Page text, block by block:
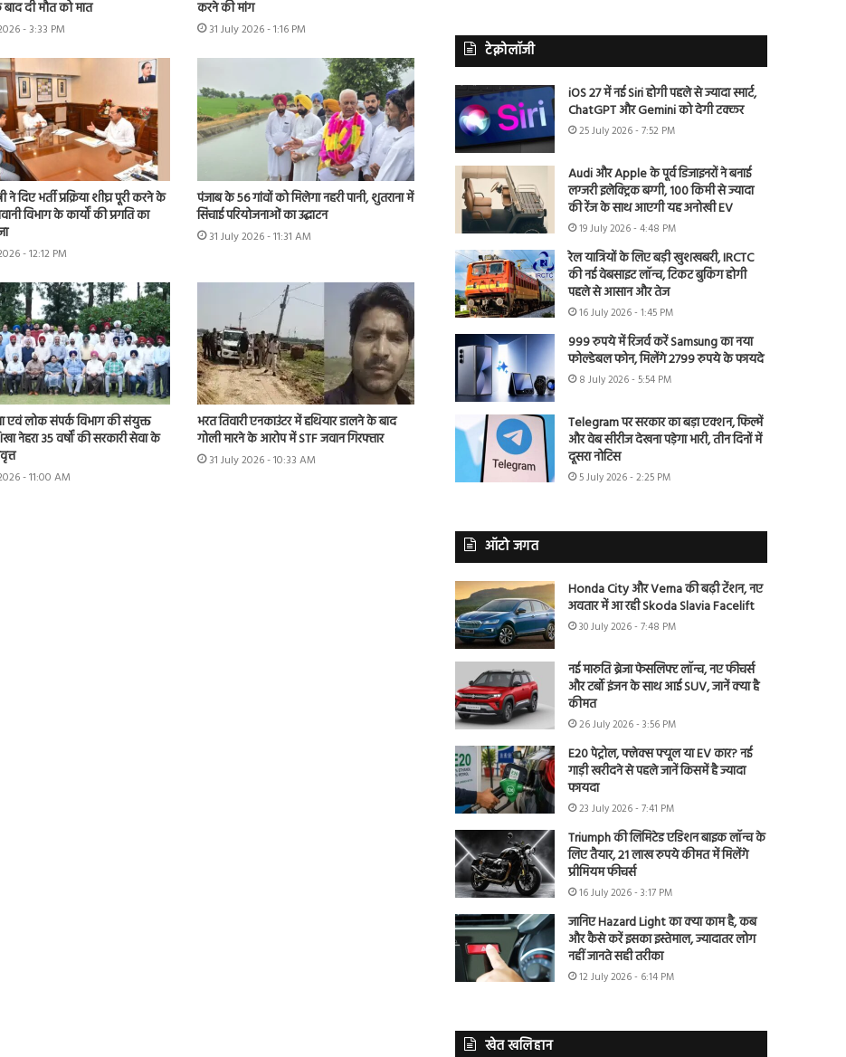
दी मौत को मात
- 3:33 PM
करने की मांग
31 July 2026 - 1:16 PM
ने दिए भर्ती प्रक्रिया शीघ्र पूरी करने के
विभाग के कार्यों की प्रगति का
- 12:12 PM
पंजाब के 56 गांवों को मिलेगा नहरी पानी, शुतराना में
सिंचाई परियोजनाओं का उद्घाटन
31 July 2026 - 11:31 AM
एवं लोक संपर्क विभाग की संयुक्त
नेहरा 35 वर्षों की सरकारी सेवा के
- 11:00 AM
भरत तिवारी एनकाउंटर में हथियार डालने के बाद
गोली मारने के आरोप में STF जवान गिरफ्तार
31 July 2026 - 10:33 AM
टेक्नोलॉजी
iOS 27 में नई Siri होगी पहले से ज्यादा स्मार्ट,
ChatGPT और Gemini को देगी टक्कर
25 July 2026 - 7:52 PM
Audi और Apple के पूर्व डिजाइनरों ने बनाई
लग्जरी इलेक्ट्रिक बग्गी, 100 किमी से ज्यादा
की रेंज के साथ आएगी यह अनोखी EV
19 July 2026 - 4:48 PM
रेल यात्रियों के लिए बड़ी खुशखबरी, IRCTC
की नई वेबसाइट लॉन्च, टिकट बुकिंग होगी
पहले से आसान और तेज
16 July 2026 - 1:45 PM
999 रुपये में रिजर्व करें Samsung का नया
फोल्डेबल फोन, मिलेंगे 2799 रुपये के फायदे
8 July 2026 - 5:54 PM
Telegram पर सरकार का बड़ा एक्शन, फिल्में
और वेब सीरीज देखना पड़ेगा भारी, तीन दिनों में
दूसरा नोटिस
5 July 2026 - 2:25 PM
ऑटो जगत
Honda City और Verna की बढ़ी टेंशन, नए
अवतार में आ रही Skoda Slavia Facelift
30 July 2026 - 7:48 PM
नई मारुति ब्रेजा फेसलिफ्ट लॉन्च, नए फीचर्स
और टर्बो इंजन के साथ आई SUV, जानें क्या है
कीमत
26 July 2026 - 3:56 PM
E20 पेट्रोल, फ्लेक्स फ्यूल या EV कार? नई
गाड़ी खरीदने से पहले जानें किसमें है ज्यादा
फायदा
23 July 2026 - 7:41 PM
Triumph की लिमिटेड एडिशन बाइक लॉन्च के
लिए तैयार, 21 लाख रुपये कीमत में मिलेंगे
प्रीमियम फीचर्स
16 July 2026 - 3:17 PM
जानिए Hazard Light का क्या काम है, कब
और कैसे करें इसका इस्तेमाल, ज्यादातर लोग
नहीं जानते सही तरीका
12 July 2026 - 6:14 PM
खेत खलिहान